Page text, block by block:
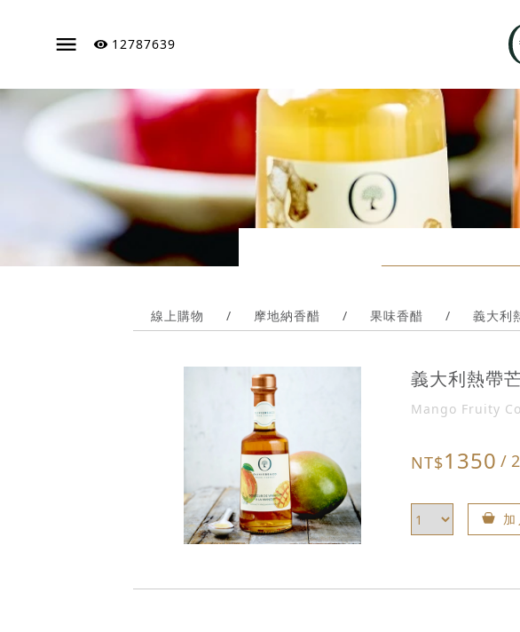
12787639
線上購物 / 摩地納香醋 / 果味香醋 / 義大利
義大利熱帶
Mango Fruity
NT$1350 /